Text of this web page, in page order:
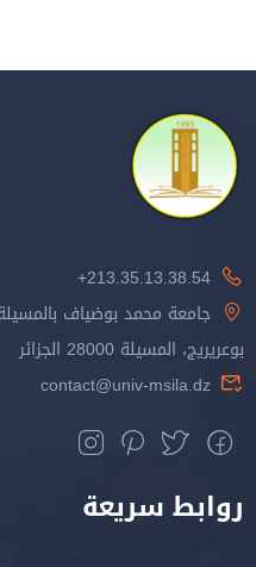
213.35.13.38.54+
جامعة محمد بوضياف
بوعريريج، المسيلة 28000 الجزائر
contact@univ-msila.dz
روابط سريعة